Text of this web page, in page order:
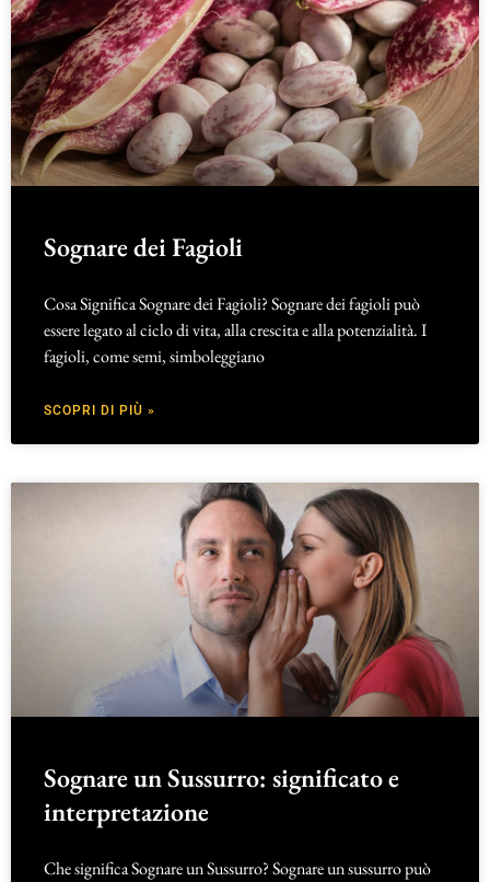
Sognare dei Fagioli
Cosa Significa Sognare dei Fagioli? Sognare dei fagioli può
essere legato al ciclo di vita, alla crescita e alla potenzialità. I
fagioli, come semi, simboleggiano
SCOPRI DI PIÙ »
Sognare un Sussurro: significato e
interpretazione
Che significa Sognare un Sussurro? Sognare un sussurro può